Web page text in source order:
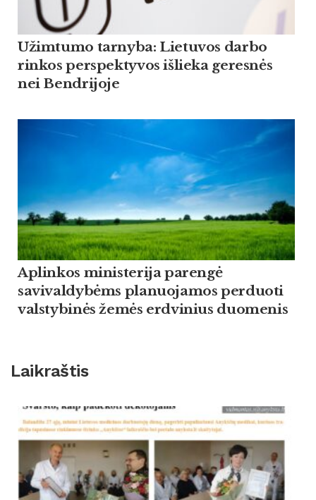
Užimtumo tarnyba: Lietuvos darbo
rinkos perspektyvos išlieka geresnės
nei Bendrijoje
Aplinkos ministerija parengė
savivaldybėms planuojamos perduoti
valstybinės žemės erdvinius duomenis
Laikraštis